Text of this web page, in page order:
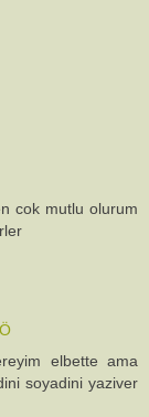
cok mutlu olurum
elbette ama
soyadini yaziver